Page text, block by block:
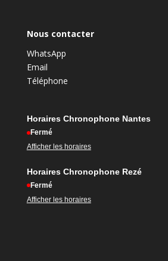
Nous contacter
WhatsApp
Email
Téléphone
Horaires Chronophone Nantes
Fermé
Afficher les horaires
Horaires Chronophone Rezé
Fermé
Afficher les horaires